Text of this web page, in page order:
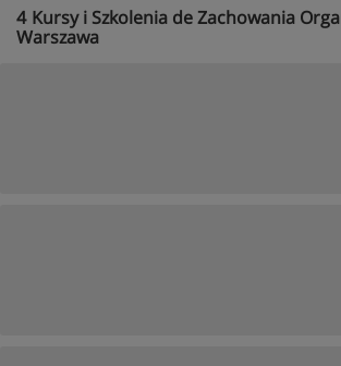
4 Kursy i Szkolenia de Zachowania
Warszawa